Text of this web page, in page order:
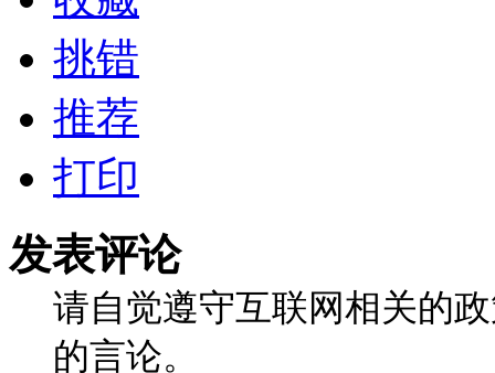
挑错
推荐
打印
发表评论
请自觉遵守互联网相关的
的言论。